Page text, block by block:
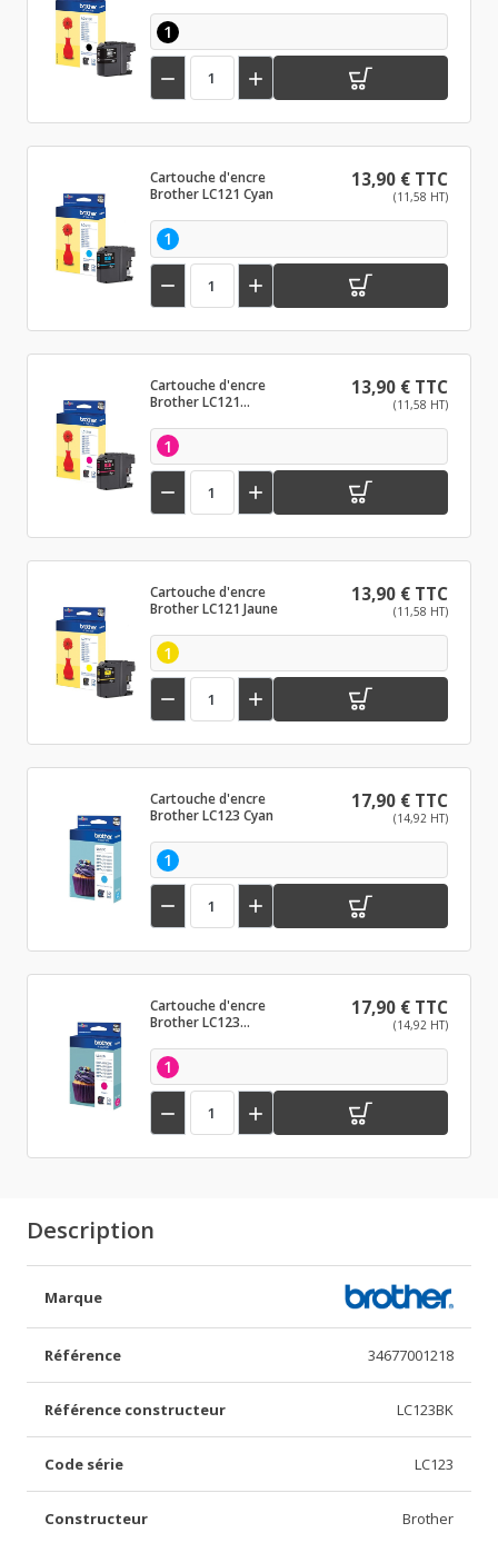
1
 
Cartouche d'encre
Brother LC121 Cyan
13,90 € TTC
(11,58 HT)
1
 
Cartouche d'encre
Brother LC121
13,90 € TTC
(11,58 HT)
1
 
Cartouche d'encre
Brother LC121 Jaune
13,90 € TTC
(11,58 HT)
1
 
Cartouche d'encre
Brother LC123 Cyan
17,90 € TTC
(14,92 HT)
1
 
Cartouche d'encre
Brother LC123
17,90 € TTC
(14,92 HT)
1
 
Description
Marque
Référence 34677001218
Référence constructeur LC123BK
Code série LC123
Constructeur Brother